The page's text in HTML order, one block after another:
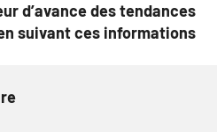
d’avance des tendances
suivant ces informations